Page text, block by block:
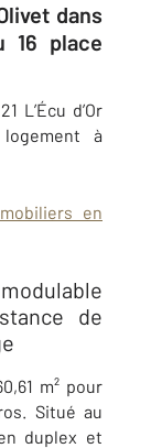
dans
16 place
L’Écu d’Or
à
en
de
m² pour
Situé au
duplex et